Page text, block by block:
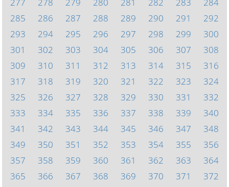
285
286 287 288 289 290 291
292
293
294 295 296 297 298 299
300
301
302 303 304 305 306 307
308
309
310 311 312 313 314 315
316
317
318 319 320 321 322 323
324
325
326 327 328 329 330 331
332
333
334 335 336 337 338 339
340
341
342 343 344 345 346 347
348
349
350 351 352 353 354 355
356
357
358 359 360 361 362 363
364
365
366 367 368 369 370 371
372